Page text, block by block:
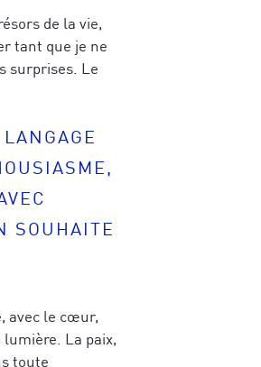
de la vie,
tant que je ne
surprises. Le
SOUHAITE
avec le cœur,
La paix,
toute
politique de
de